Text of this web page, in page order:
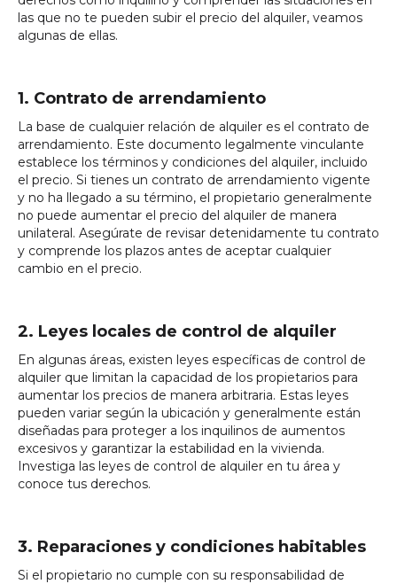
las que no te pueden subir el precio del alquiler, veamos
algunas de ellas.
1. Contrato de arrendamiento
La base de cualquier relación de alquiler es el contrato de
arrendamiento. Este documento legalmente vinculante
establece los términos y condiciones del alquiler, incluido
el precio. Si tienes un contrato de arrendamiento vigente
y no ha llegado a su término, el propietario generalmente
no puede aumentar el precio del alquiler de manera
unilateral. Asegúrate de revisar detenidamente tu contrato
y comprende los plazos antes de aceptar cualquier
cambio en el precio.
2. Leyes locales de control de alquiler
En algunas áreas, existen leyes específicas de control de
alquiler que limitan la capacidad de los propietarios para
aumentar los precios de manera arbitraria. Estas leyes
pueden variar según la ubicación y generalmente están
diseñadas para proteger a los inquilinos de aumentos
excesivos y garantizar la estabilidad en la vivienda.
Investiga las leyes de control de alquiler en tu área y
conoce tus derechos.
3. Reparaciones y condiciones habitables
Si el propietario no cumple con su responsabilidad de